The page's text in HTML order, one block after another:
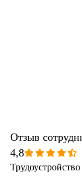
Отзыв
4,8